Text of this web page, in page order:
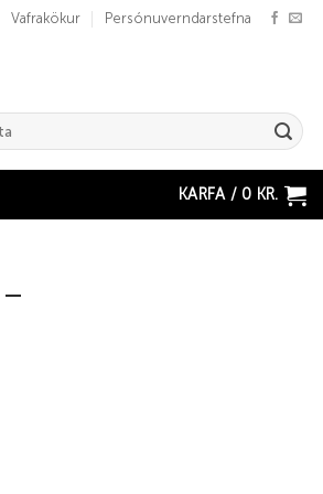
Vafrakökur Persónuverndarstefna
KARFA / 0 KR.